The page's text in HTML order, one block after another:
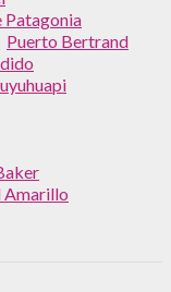
Patagonia
Puerto Bertrand
Amarillo